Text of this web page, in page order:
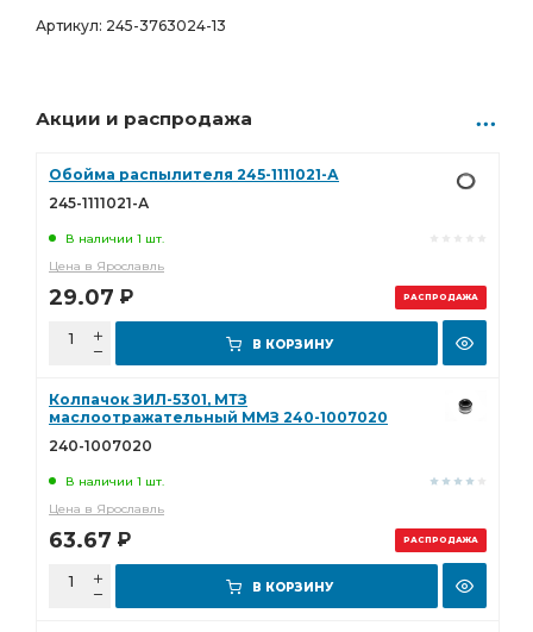
Артикул: 245-3763024-13
Акции и распродажа
РАСПРОДАЖА
Обойма распылителя 245-1111021-А
245-1111021-А
В наличии 1 шт.
Цена в Ярославль
29.07 Р
В КОРЗИНУ
РАСПРОДАЖА
Колпачок ЗИЛ-5301, МТЗ
маслоотражательный ММЗ 240-1007020
240-1007020
В наличии 1 шт.
Цена в Ярославль
63.67 Р
В КОРЗИНУ